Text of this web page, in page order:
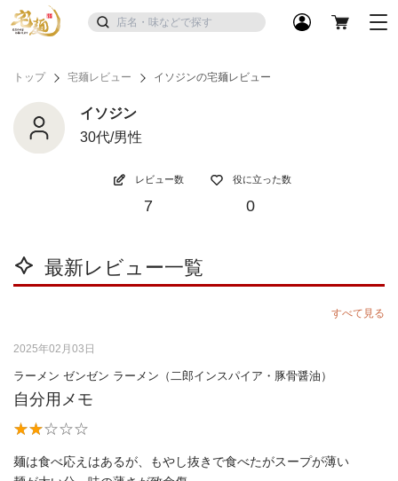
トップ 宅麺レビュー イソジンの宅麺レビュー
イソジン
30代/男性
レビュー数
7
役に立った数
0
最新レビュー一覧
すべて見る
2025年02月03日
ラーメン ゼンゼン ラーメン（二郎インスパイア・豚骨醤油）
自分用メモ
麺は食べ応えはあるが、もやし抜きで食べたがスープが薄い